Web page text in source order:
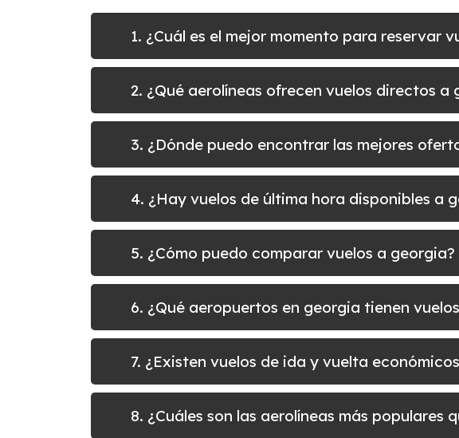
1. ¿Cuál es el mejor momento para reservar
2. ¿Qué aerolíneas ofrecen vuelos directos a
3. ¿Dónde puedo encontrar las mejores
4. ¿Hay vuelos de última hora disponibles a
5. ¿Cómo puedo comparar vuelos a georgia?
6. ¿Qué aeropuertos en georgia tienen
7. ¿Existen vuelos de ida y vuelta
8. ¿Cuáles son las aerolíneas más populares